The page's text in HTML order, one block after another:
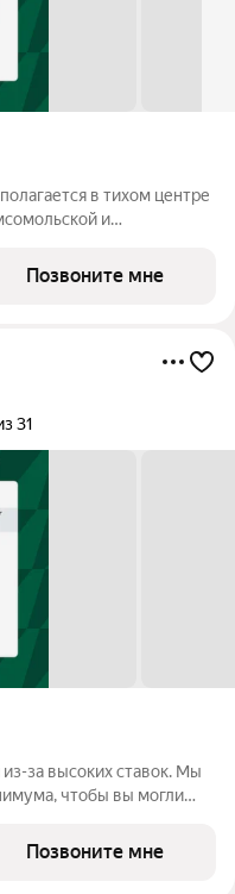
в тихом центре
и
города.В шаговой
Позвоните мне
31
за высоких ставок. Мы
чтобы вы могли
предложение в отделе
Позвоните мне